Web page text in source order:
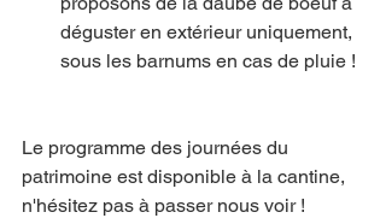
déguster en extérieur uniquement,
sous les barnums en cas de pluie !
Le programme des journées du
patrimoine est disponible à la cantine,
n'hésitez pas à passer nous voir !